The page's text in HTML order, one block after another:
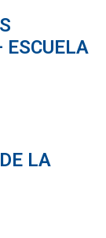
ESCUELA
LA